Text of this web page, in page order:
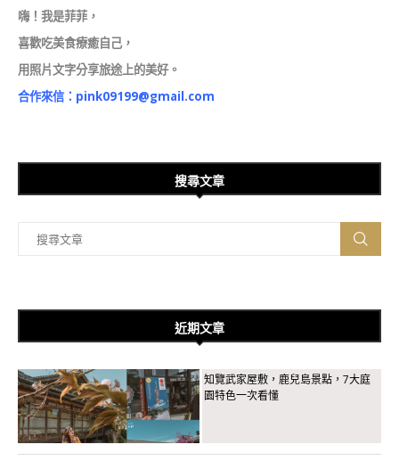
嗨！我是菲菲，
喜歡吃美食療癒自己，
用照片文字分享旅途上的美好。
合作來信： pink09199@gmail.com
搜尋文章
近期文章
知覽武家屋敷，鹿兒島景點，7大庭
園特色一次看懂